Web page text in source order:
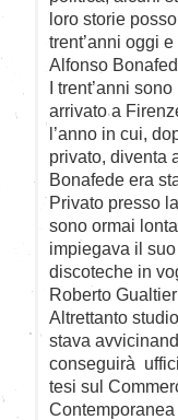
loro storie
trent’anni oggi
Alfonso
I trent’anni
arrivato a
l’anno in cui,
privato, diventa
Bonafede era
Privato presso
sono ormai
impiegava il
discoteche in
Roberto
Altrettanto
stava
conseguirà
tesi sul